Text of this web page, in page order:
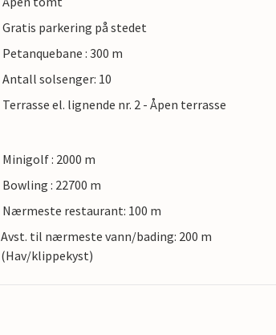
Gratis parkering på stedet
Petanquebane : 300 m
Antall solsenger: 10
Terrasse el. lignende nr. 2 - Åpen terrasse
Minigolf : 2000 m
Bowling : 22700 m
Nærmeste restaurant: 100 m
Avst. til nærmeste vann/bading: 200 m
(Hav/klippekyst)